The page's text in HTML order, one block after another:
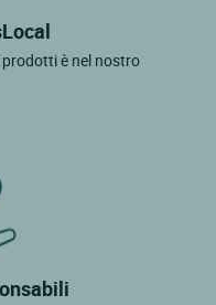
è nel nostro